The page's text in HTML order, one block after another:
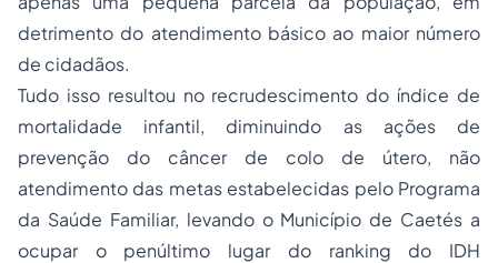
detrimento do atendimento básico ao maior número
de cidadãos.
Tudo isso resultou no recrudescimento do índice de
mortalidade infantil, diminuindo as ações de
prevenção do câncer de colo de útero, não
atendimento das metas estabelecidas pelo Programa
da Saúde Familiar, levando o Município de Caetés a
ocupar o penúltimo lugar do ranking do IDH